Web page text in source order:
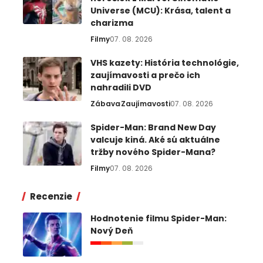
Universe (MCU): Krása, talent a
charizma
Filmy07. 08. 2026
VHS kazety: História technológie,
zaujímavosti a prečo ich
nahradili DVD
ZábavaZaujímavosti07. 08. 2026
Spider-Man: Brand New Day
valcuje kiná. Aké sú aktuálne
tržby nového Spider-Mana?
Filmy07. 08. 2026
Recenzie
Hodnotenie filmu Spider-Man:
Nový Deň